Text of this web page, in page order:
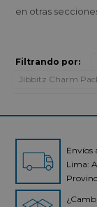
en otras
Filtrando por:
Jibbitz Charm
Envíos
Lima: